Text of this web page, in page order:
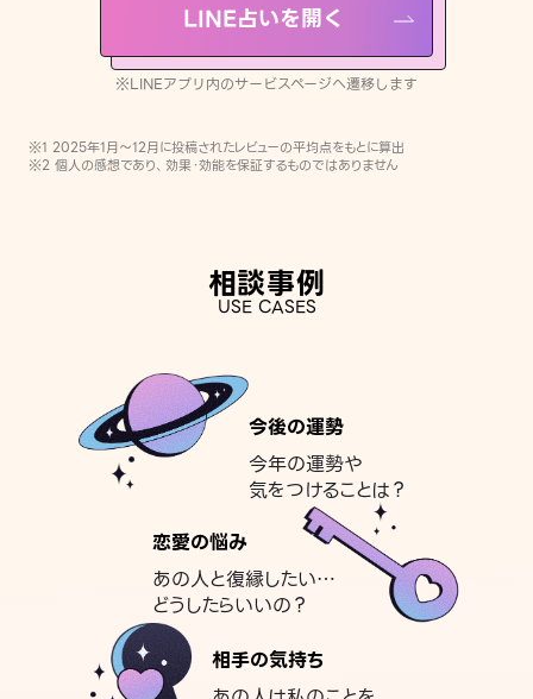
LINE占いを開く
※LINEアプリ内のサービスページへ遷移します
※1 2025年1月〜12月に投稿されたレビューの平均点をもとに算出
※2 個人の感想であり、効果・効能を保証するものではありません
相談事例
USE CASES
今後の運勢
今年の運勢や
気をつけることは？
恋愛の悩み
あの人と復縁したい…
どうしたらいいの？
相手の気持ち